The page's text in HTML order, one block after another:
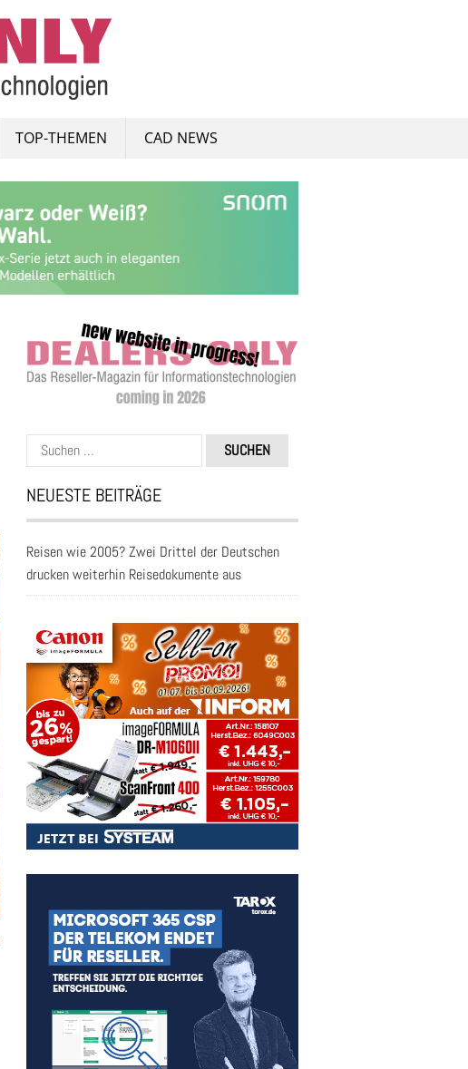
TOP-THEMEN CAD NEWS
Suchen
nach:
NEUESTE BEITRÄGE
Reisen wie 2005? Zwei Drittel der Deutschen
drucken weiterhin Reisedokumente aus